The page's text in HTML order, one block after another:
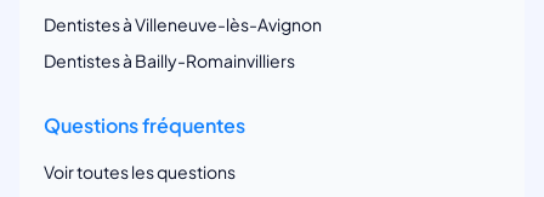
Dentistes à Villeneuve-lès-Avignon
Dentistes à Bailly-Romainvilliers
Questions fréquentes
Voir toutes les questions